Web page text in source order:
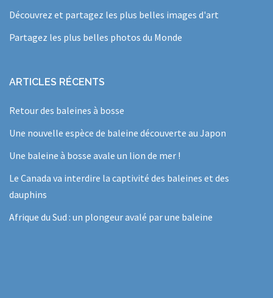
Découvrez et partagez les plus belles images d'art
Partagez les plus belles photos du Monde
ARTICLES RÉCENTS
Retour des baleines à bosse
Une nouvelle espèce de baleine découverte au Japon
Une baleine à bosse avale un lion de mer !
Le Canada va interdire la captivité des baleines et des
dauphins
Afrique du Sud : un plongeur avalé par une baleine